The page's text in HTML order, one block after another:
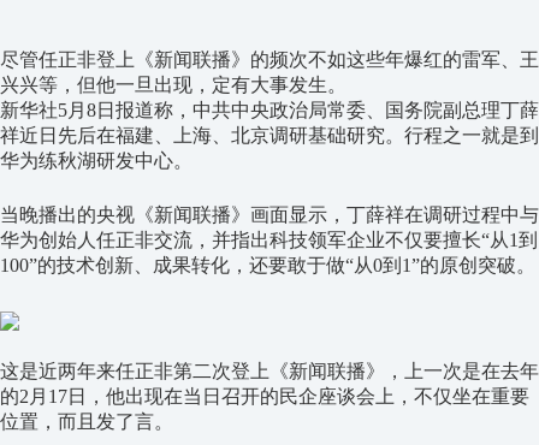
尽管任正非登上《新闻联播》的频次不如这些年爆红的雷军、王
兴兴等，但他一旦出现，定有大事发生。
新华社5月8日报道称，中共中央政治局常委、国务院副总理丁薛
祥近日先后在福建、上海、北京调研基础研究。行程之一就是到
华为练秋湖研发中心。
当晚播出的央视《新闻联播》画面显示，丁薛祥在调研过程中与
华为创始人任正非交流，并指出科技领军企业不仅要擅长“从1到
100”的技术创新、成果转化，还要敢于做“从0到1”的原创突破。
这是近两年来任正非第二次登上《新闻联播》，上一次是在去年
的2月17日，他出现在当日召开的民企座谈会上，不仅坐在重要
位置，而且发了言。